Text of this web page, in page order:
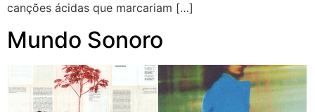
canções ácidas que marcariam […]
Mundo Sonoro